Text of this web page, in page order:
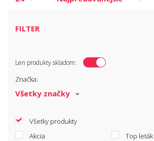
FILTER
Len produkty skladom:
Značka:
Všetky produkty
Akcia
Top leták